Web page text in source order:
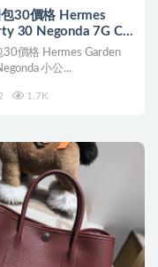
30價格 Hermes
30 Negonda 7G Ciel
價格 Hermes Garden
小公...
1.7K